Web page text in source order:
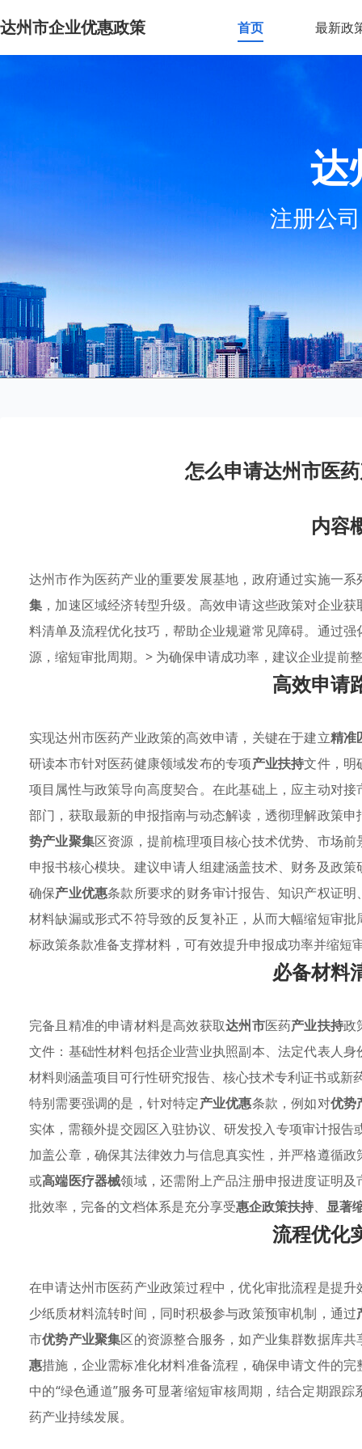
达州市企业优惠政策 首页 最新政
达
注册公
怎么申请达州市医
内容
达州市作为医药产业的重要发展基地，政府通过实施一系
集 ，加速区域经济转型升级。高效申请这些政策对企业
料清单及流程优化技巧，帮助企业规避常见障碍。通过强
源，缩短审批周期。> 为确保申请成功率，建议企业提前
高效申请
实现达州市医药产业政策的高效申请，关键在于建立精准
研读本市针对医药健康领域发布的专项产业扶持文件，明
项目属性与政策导向高度契合。在此基础上，应主动对
部门，获取最新的申报指南与动态解读，透彻理解政策申
势产业聚集区资源，提前梳理项目核心技术优势、市场
申报书核心模块。建议申请人组建涵盖技术、财务及政
确保产业优惠条款所要求的财务审计报告、知识产权证
材料缺漏或形式不符导致的反复补正，从而大幅缩短审
标政策条款准备支撑材料，可有效提升申报成功率并缩短
必备材料
完备且精准的申请材料是高效获取达州市医药产业扶持政
文件：基础性材料包括企业营业执照副本、法定代表人
材料则涵盖项目可行性研究报告、核心技术专利证书或
特别需要强调的是，针对特定产业优惠条款，例如对优势
实体，需额外提交园区入驻协议、研发投入专项审计报
加盖公章，确保其法律效力与信息真实性，并严格遵循
或高端医疗器械领域，还需附上产品注册申报进度证明
批效率，完备的文档体系是充分享受惠企政策扶持、 显著
流程优化
在申请达州市医药产业政策过程中，优化审批流程是提
少纸质材料流转时间，同时积极参与政策预审机制，通过
市优势产业聚集区的资源整合服务，如产业集群数据库
惠措施，企业需标准化材料准备流程，确保申请文件的
中的“绿色通道”服务可显著缩短审核周期，结合定期跟
药产业持续发展。